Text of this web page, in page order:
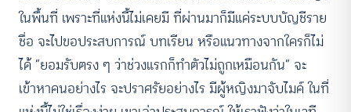
ในพื้นที่ เพราะที่แห่งนี้ไม่เคยมี ที่ผ่านมาก็มีแค่ระบบบัญชีราย
ชื่อ จะไปขอประสบการณ์ บทเรียน หรือแนวทางจากใครก็ไม่
ได้ “ยอมรับตรง ๆ ว่าช่วงแรกก็ทำตัวไม่ถูกเหมือนกัน” จะ
เข้าหาคนอย่างไร จะปราศรัยอย่างไร มีผู้หญิงมาจับไมค์ ในที่